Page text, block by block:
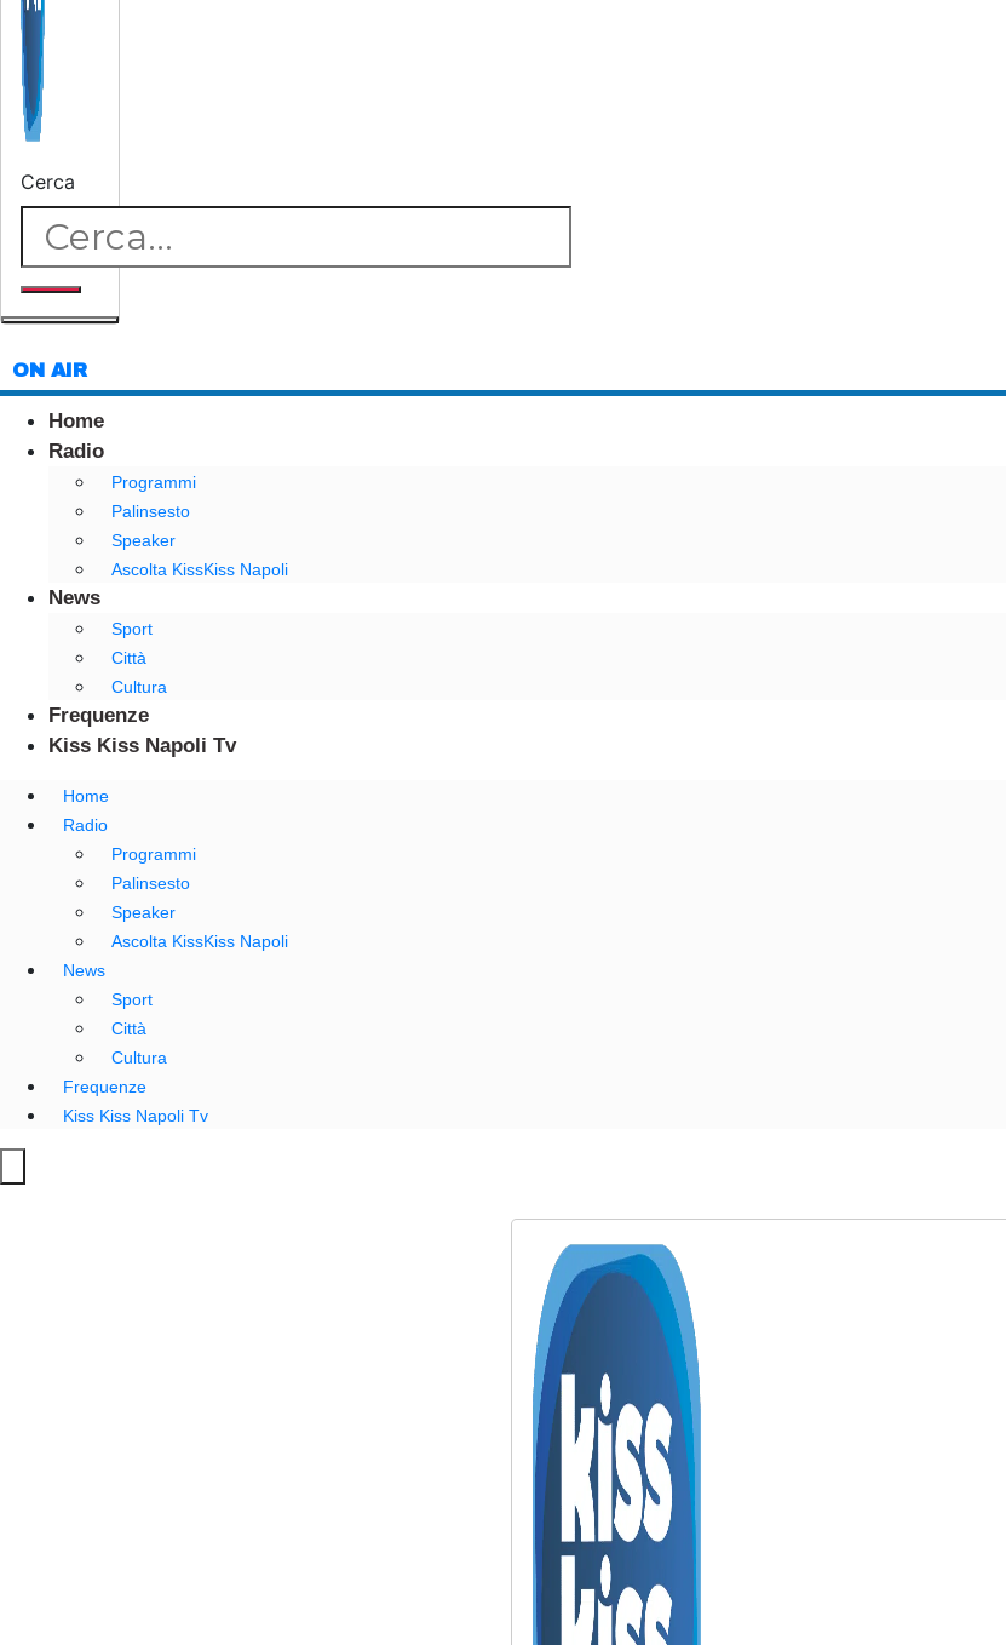
Cerca
ON AIR
Home
Radio
Programmi
Palinsesto
Speaker
Ascolta KissKiss Napoli
News
Sport
Città
Cultura
Frequenze
Kiss Kiss Napoli Tv
Home
Radio
Programmi
Palinsesto
Speaker
Ascolta KissKiss Napoli
News
Sport
Città
Cultura
Frequenze
Kiss Kiss Napoli Tv